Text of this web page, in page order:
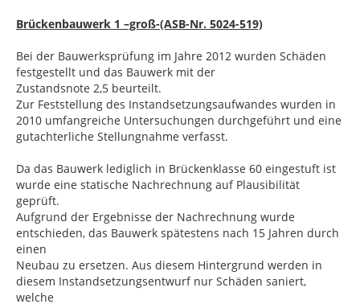
Brückenbauwerk 1 –groß-(ASB-Nr. 5024-519)
Bei der Bauwerksprüfung im Jahre 2012 wurden Schäden
festgestellt und das Bauwerk mit der
Zustandsnote 2,5 beurteilt.
Zur Feststellung des Instandsetzungsaufwandes wurden in
2010 umfangreiche Untersuchungen durchgeführt und eine
gutachterliche Stellungnahme verfasst.
Da das Bauwerk lediglich in Brückenklasse 60 eingestuft ist
wurde eine statische Nachrechnung auf Plausibilität
geprüft.
Aufgrund der Ergebnisse der Nachrechnung wurde
entschieden, das Bauwerk spätestens nach 15 Jahren durch
einen
Neubau zu ersetzen. Aus diesem Hintergrund werden in
diesem Instandsetzungsentwurf nur Schäden saniert,
welche